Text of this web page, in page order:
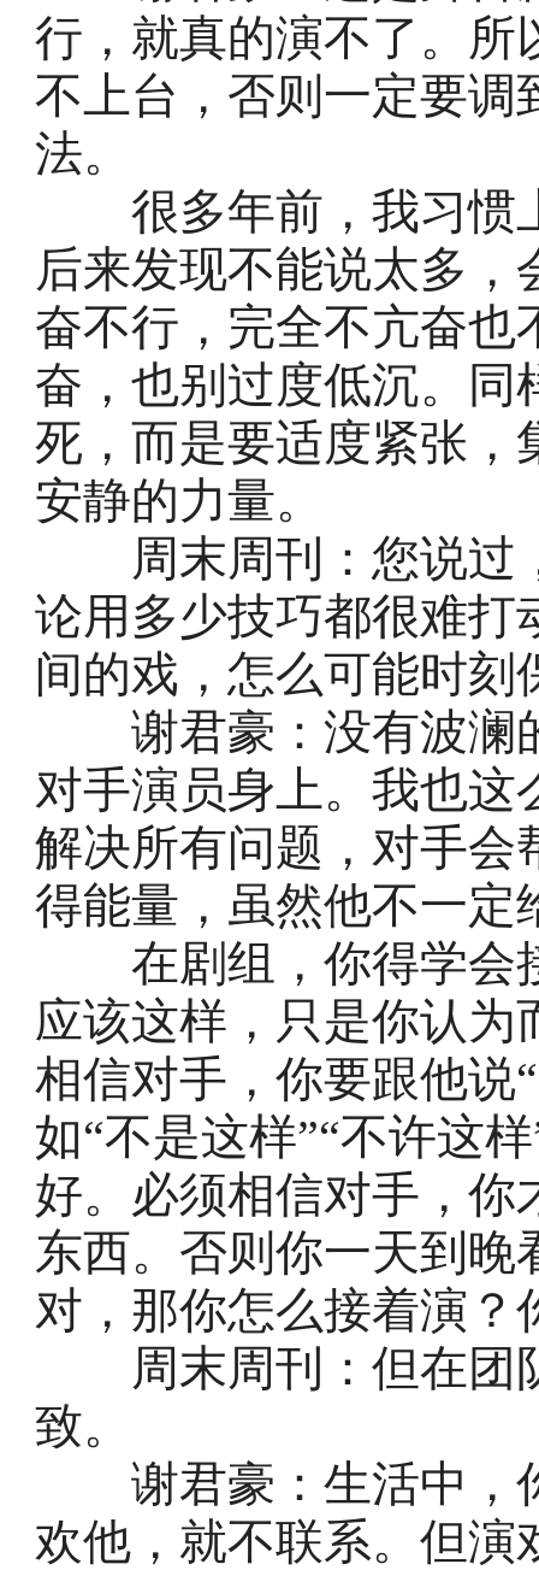
行，就真的演不了。所
不上台，否则一定要调
法。
很多年前，我习惯
后来发现不能说太多
奋不行，完全不亢奋也
奋，也别过度低沉。同
死，而是要适度紧张，
安静的力量。
周末周刊：您说过
论用多少技巧都很难打
间的戏，怎么可能时刻
谢君豪：没有波澜
对手演员身上。我也
解决所有问题，对手会
得能量，虽然他不一定
在剧组，你得学会
应该这样，只是你认
相信对手，你要跟他说
如“不是这样”“不许这
好。必须相信对手，你
东西。否则你一天到
对，那你怎么接着演？
周末周刊：但在团
致。
谢君豪：生活中，
欢他，就不联系。但演